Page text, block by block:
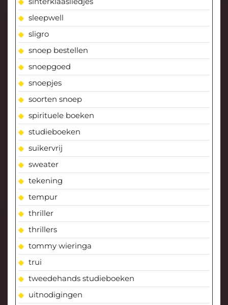
sleepwell
sligro
snoep bestellen
snoepgoed
snoepjes
soorten snoep
spirituele boeken
studieboeken
suikervrij
sweater
tekening
tempur
thriller
thrillers
tommy wieringa
trui
tweedehands studieboeken
uitnodigingen